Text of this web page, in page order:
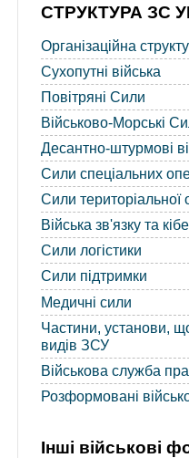
СТРУКТУРА ЗС
Організаційна
Сухопутні війська
Повітряні Сили
Військово-Морські
Десантно-штурмові
Сили спеціальних
Сили територіальної
Війська зв'язку та
Сили логістики
Сили підтримки
Медичні сили
Частини, установи,
видів ЗСУ
Військова служба
Розформовані
Інші військові